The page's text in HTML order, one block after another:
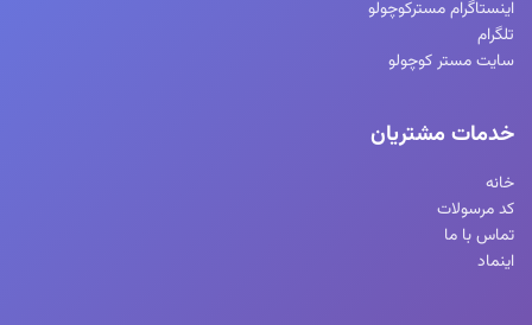
اینستاگرام مسترکوچولو
تلگرام
سایت مستر کوچولو
خدمات مشتریان
خانه
کد مرسولات
تماس با ما
اینماد